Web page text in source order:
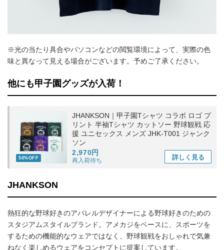
※光の当たり具合やパソコンなどの閲覧環境によって、実際の色
味と異なって見える場合がございます。予めご了承ください。
他にも甲子園グッズが入荷！
50%OFF
JHANKSON｜甲子園Tシャツ コラボ ロゴ プ
リント 半袖Tシャツ カットソー 野球観戦 応
援 ユニセックス メンズ JHK-T001 ジャンク
ソン
2,970円
再入荷待ち 詳しく 見る
JHANKSON
熱狂的な野球好きのアパレルデザイナーによる野球好きのための
スタジアムスタイルブランド。アメカジをベースに、スポーツを
するための機能的なウェアではなく、野球観戦をおしゃれで気兼
ねなく楽しめるウェアをコンセプトに提案しています。